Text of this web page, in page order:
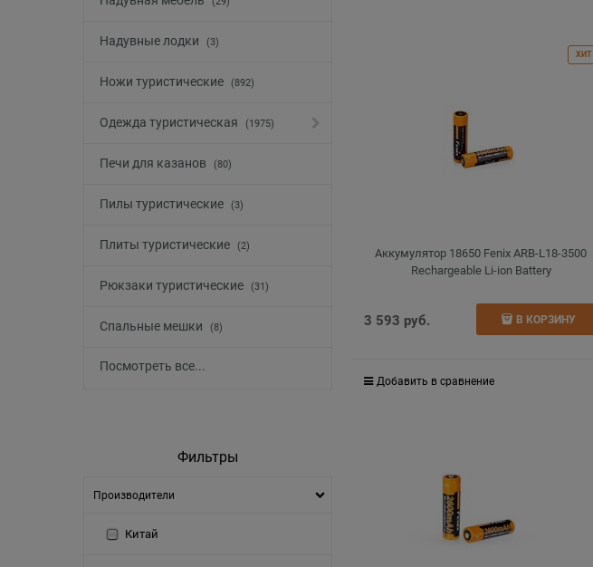
Надувные лодки (3)
Ножи туристические (892)
Одежда туристическая (1975)
Печи для казанов (80)
Пилы туристические (3)
Плиты туристические (2)
Рюкзаки туристические (31)
Спальные мешки (8)
Посмотреть все...
Фильтры
Производители
Китай
Аккумулятор 18650 Fenix ARB-L18-3500
Rechargeable Li-ion Battery
ХИТ
3 593 руб. В КОРЗИНУ
Добавить в сравнение